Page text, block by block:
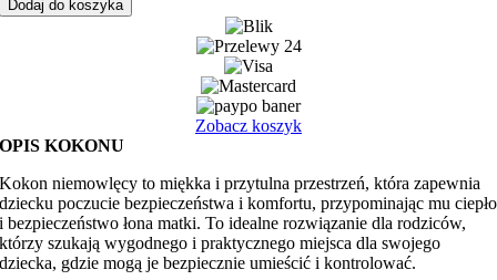
Dodaj do koszyka
Zobacz koszyk
OPIS KOKONU
Kokon niemowlęcy to miękka i przytulna przestrzeń, która zapewnia
dziecku poczucie bezpieczeństwa i komfortu, przypominając mu ciepło
i bezpieczeństwo łona matki. To idealne rozwiązanie dla rodziców,
którzy szukają wygodnego i praktycznego miejsca dla swojego
dziecka, gdzie mogą je bezpiecznie umieścić i kontrolować.